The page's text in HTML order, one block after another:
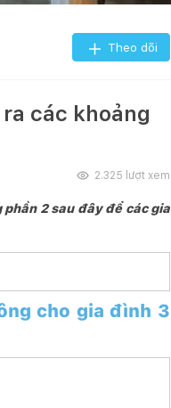
Theo dõi
các khoảng
2.325 lượt xem
2 sau đây để các gia
cho gia đình 3